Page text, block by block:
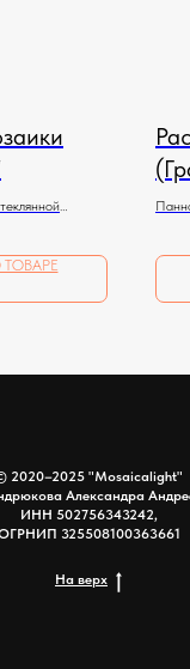
2020–2025 "Mosaicalight"
Александра
ИНН 502756343242,
325508100363661
На верх